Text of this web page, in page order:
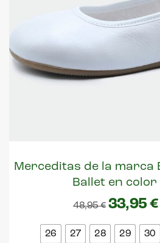
Merceditas de la marca
Ballet en
48,95€ 33,95€
26 27 28 29 30